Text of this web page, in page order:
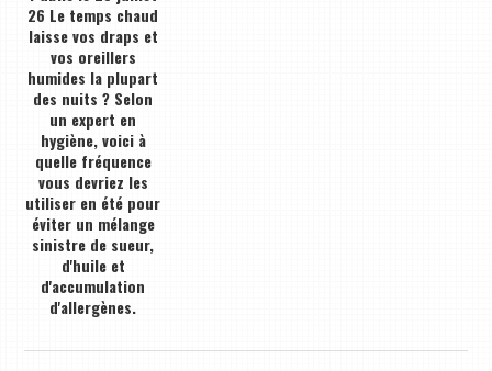
26 Le temps chaud
laisse vos draps et
vos oreillers
humides la plupart
des nuits ? Selon
un expert en
hygiène, voici à
quelle fréquence
vous devriez les
utiliser en été pour
éviter un mélange
sinistre de sueur,
d'huile et
d'accumulation
d'allergènes.